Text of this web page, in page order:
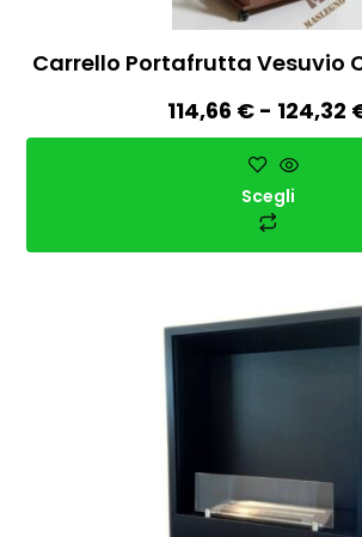
Carrello Portafrutta Vesuvio
114,66 € - 124,32
Scegli